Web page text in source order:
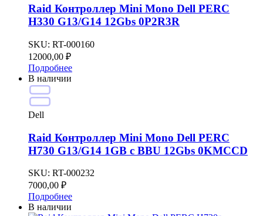
Raid Контроллер Mini Mono Dell PERC
H330 G13/G14 12Gbs 0P2R3R
SKU: RT-000160
12000,00 ₽
Подробнее
В наличии
Dell
Raid Контроллер Mini Mono Dell PERC
H730 G13/G14 1GB c BBU 12Gbs 0KMCCD
SKU: RT-000232
7000,00 ₽
Подробнее
В наличии